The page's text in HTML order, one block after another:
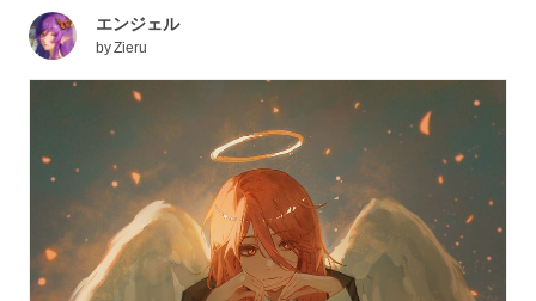
エンジェル
byZieru